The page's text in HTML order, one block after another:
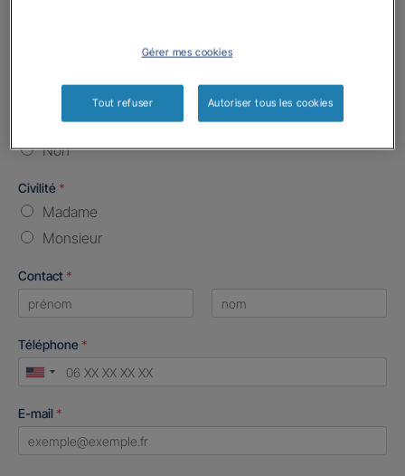
Vos informations :
Etes-vous déjà client Gan assurances ?*
Oui
Non
Civilité *
Madame
Monsieur
Contact *
Téléphone *
United
+1
E-mail *
Gérer mes cookies
Tout refuser Autoriser tous les cookies